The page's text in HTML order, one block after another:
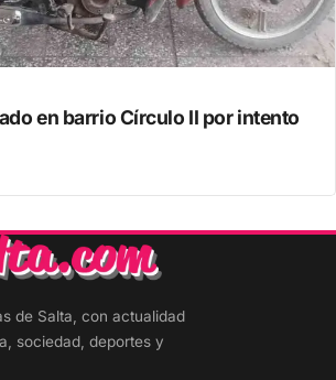
en barrio Círculo II por intento
de Salta, con actualidad
sociedad, deportes y